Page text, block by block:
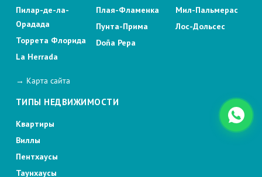
Пилар-де-ла-
Орадада
Торрета Флорида
La Herrada
Плая-Фламенка
Пунта-Прима
Doña Pepa
Мил-Пальмерас
Лос-Дольсес
→ Карта сайта
ТИПЫ НЕДВИЖИМОСТИ
Квартиры
Виллы
Пентхаусы
Таунхаусы